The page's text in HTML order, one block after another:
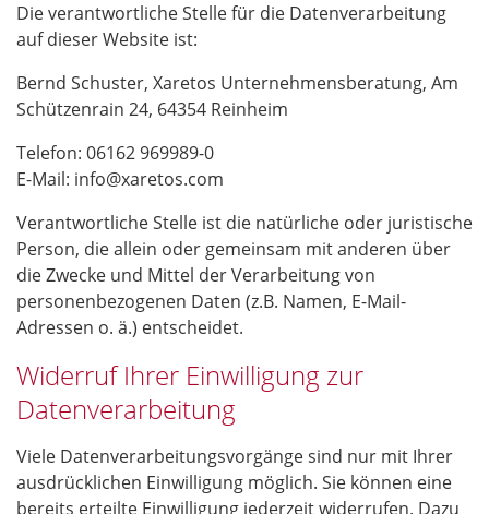
Die verantwortliche Stelle für die Datenverarbeitung
auf dieser Website ist:
Bernd Schuster, Xaretos Unternehmensberatung, Am
Schützenrain 24, 64354 Reinheim
Telefon: 06162 969989-0
E-Mail: info@xaretos.com
Verantwortliche Stelle ist die natürliche oder juristische
Person, die allein oder gemeinsam mit anderen über
die Zwecke und Mittel der Verarbeitung von
personenbezogenen Daten (z.B. Namen, E-Mail-
Adressen o. ä.) entscheidet.
Widerruf Ihrer Einwilligung zur
Datenverarbeitung
Viele Datenverarbeitungsvorgänge sind nur mit Ihrer
ausdrücklichen Einwilligung möglich. Sie können eine
bereits erteilte Einwilligung jederzeit widerrufen. Dazu